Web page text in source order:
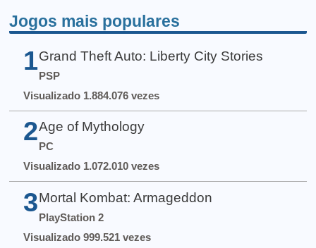
Jogos mais populares
1 Grand Theft Auto: Liberty City Stories
PSP
Visualizado 1.884.076 vezes
2 Age of Mythology
PC
Visualizado 1.072.010 vezes
3 Mortal Kombat: Armageddon
PlayStation 2
Visualizado 999.521 vezes